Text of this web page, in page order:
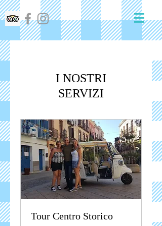
I NOSTRI
SERVIZI
Tour Centro Storico